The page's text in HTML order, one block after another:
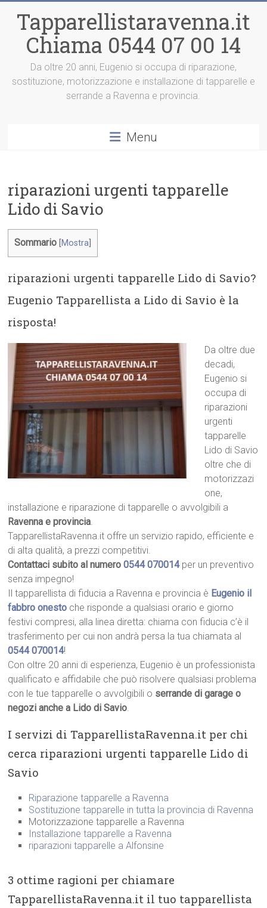
contenuto
Tapparellistaravenna.it
Chiama 0544 07 00 14
Da oltre 20 anni, Eugenio si occupa di riparazione,
sostituzione, motorizzazione e installazione di tapparelle e
serrande a Ravenna e provincia.
Menu
riparazioni urgenti tapparelle
Lido di Savio
Sommario Mostra
riparazioni urgenti tapparelle Lido di Savio?
Eugenio Tapparellista a Lido di Savio è la
risposta!
Da oltre due
decadi,
Eugenio si
occupa di
riparazioni
urgenti
tapparelle
Lido di Savio
oltre che di
motorizzazi
one,
installazione e riparazione di tapparelle o avvolgibili a
Ravenna e provincia.
TapparellistaRavenna.it offre un servizio rapido, efficiente e
di alta qualità, a prezzi competitivi.
Contattaci subito al numero0544 070014per un preventivo
senza impegno!
Il tapparellista di fiducia a Ravenna e provincia è Eugenio il
fabbro onesto che risponde a qualsiasi orario e giorno
festivi compresi, alla linea diretta: chiama con fiducia c’è il
trasferimento per cui non andrà persa la tua chiamata al
0544 070014!
Con oltre 20 anni di esperienza, Eugenio è un professionista
qualificato e affidabile che può risolvere qualsiasi problema
con le tue tapparelle o avvolgibili o serrande di garage o
negozi anche a Lido di Savio.
I servizi di TapparellistaRavenna.it per chi
cerca riparazioni urgenti tapparelle Lido di
Savio
Riparazione tapparelle a Ravenna
Sostituzione tapparelle in tutta la provincia di Ravenna
Motorizzazione tapparelle a Ravenna
Installazione tapparelle a Ravenna
riparazioni tapparelle a Alfonsine
3 ottime ragioni per chiamare
TapparellistaRavenna.it il tuo tapparellista